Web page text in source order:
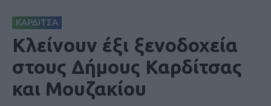
ΚΑΡΔΙΤΣΑ
Κλείνουν έξι ξενοδοχεία
στους Δήμους Καρδίτσας
και Μουζακίου